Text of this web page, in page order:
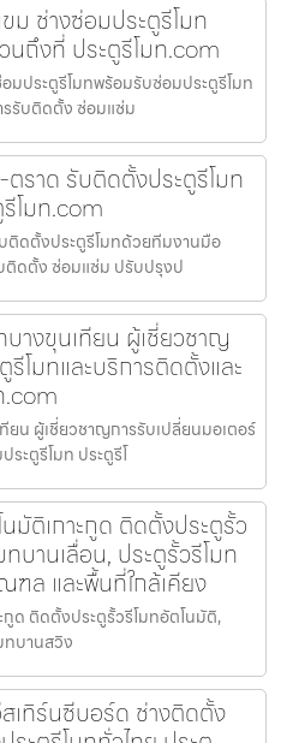
ม ช่างซ่อมประตูรีโมท
ถึงที่ ประตูรีโมท.com
มประตูรีโมทพร้อมรับซ่อมประตูรีโมท
รับติดตั้ง ซ่อมแซ่ม
ตราด รับติดตั้งประตูรีโมท
โมท.com
ติดตั้งประตูรีโมทด้วยทีมงานมือ
ติดตั้ง ซ่อมแซ่ม ปรับปรุงป
บางขุนเทียน ผู้เชี่ยวชาญ
โมทและบริการติดตั้งและ
.com
ยน ผู้เชี่ยวชาญการรับเปลี่ยนมอเตอร์
ระตูรีโมท ประตูรีโ
มัติเกาะกูด ติดตั้งประตูรั้ว
บานเลื่อน, ประตูรั้วรีโมท
ล และพื้นที่ใกล้เคียง
ด ติดตั้งประตูรั้วรีโมทอัตโนมัติ,
ทบานสวิง
สเทิร์นซีบอร์ด ช่างติดตั้ง